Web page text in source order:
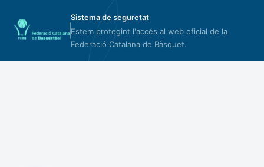
Sistema de seguretat
Estem protegint l'accés al web oficial de la
Federació Catalana de Bàsquet.